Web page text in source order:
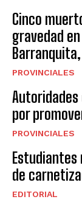
Cinco
gravedad
PROVINCIALES
Autoridades
por
PROVINCIALES
de
EDITORIAL